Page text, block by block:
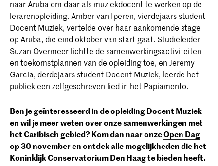
naar Aruba om daar als muziekdocent te werken op de
lerarenopleiding. Amber van Iperen, vierdejaars student
Docent Muziek, vertelde over haar aankomende stage
op Aruba, die eind oktober van start gaat. Studieleider
Suzan Overmeer lichtte de samenwerkingsactiviteiten
en toekomstplannen van de opleiding toe, en Jeremy
Garcia, derdejaars student Docent Muziek, leerde het
publiek een zelfgeschreven lied in het Papiamento.
Ben je geïnteresseerd in de opleiding Docent Muziek
en wil je meer weten over onze samenwerkingen met
het Caribisch gebied? Kom dan naar onzeOpen Dag
op 30 novemberen ontdek alle mogelijkheden die het
Koninklijk Conservatorium Den Haag te bieden heeft.